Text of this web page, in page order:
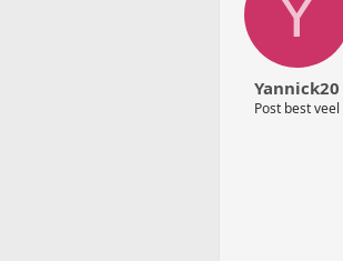
a
u
m
Yannick20
Post best veel